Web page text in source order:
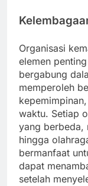
Organisasi
elemen
bergabung
memperoleh
waktu. Setiap
yang berbeda,
hingga
bermanfaat
dapat
setelah